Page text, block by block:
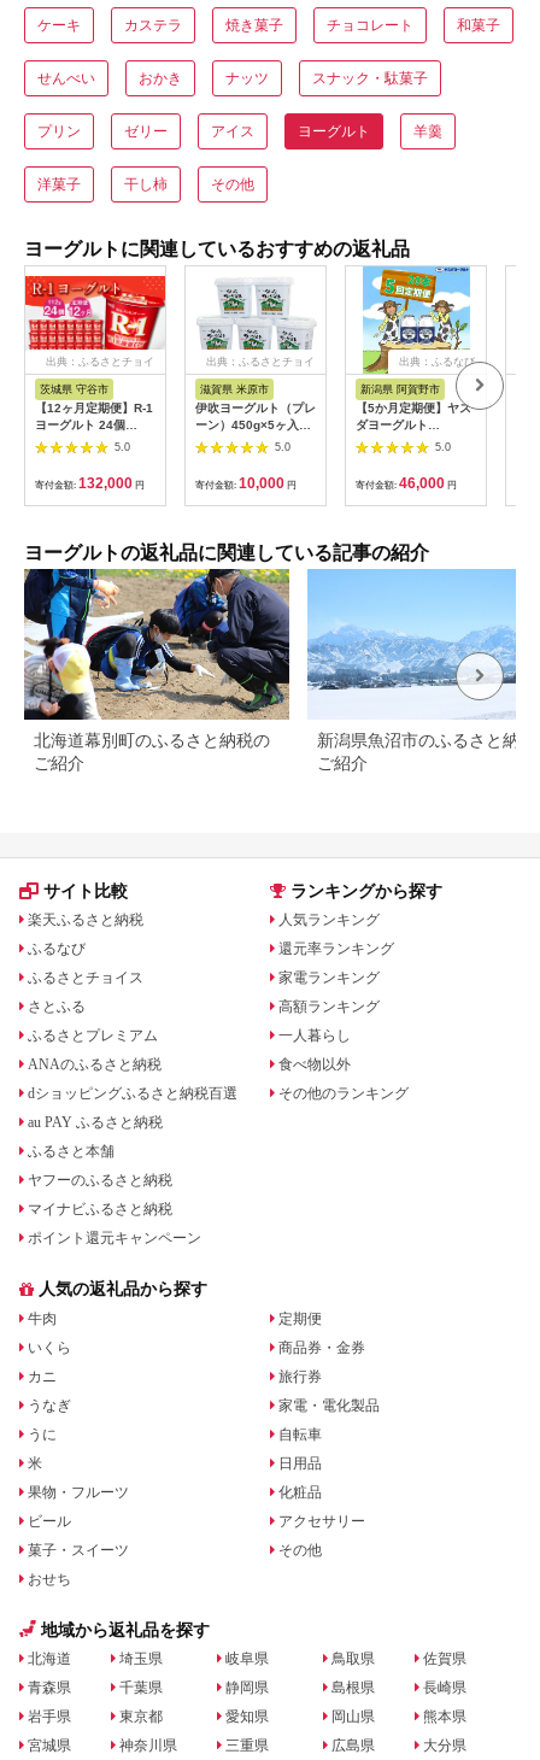
ケーキ カステラ 焼き菓子 チョコレート 和菓子
せんべい おかき ナッツ スナック・駄菓子
プリン ゼリー アイス ヨーグルト 羊羹
洋菓子 干し柿 その他
ヨーグルトに関連しているおすすめの返礼品
出典：ふるさとチョイ
茨城県 守谷市
【12ヶ月定期便】R-1
ヨーグルト 24個
112g×24個×12回 合
計288個 R-1 ヨーグル
ト プロビオヨーグル
ト 乳製品 乳酸菌 茨城
県 守谷市
5.0
寄付金額: 132,000 円
出典：ふるさとチョイ
滋賀県 米原市
伊吹ヨーグルト（プレ
ーン）450g×5ヶ入
[№5694-0509]5.0
寄付金額: 10,000 円
出典：ふるなび
新潟県 阿賀野市
【5か月定期便】ヤス
ダヨーグルト
150g×20本×5回 小ボ
トル こだわり生乳 新
鮮 濃厚 飲むヨーグル
ト のむよーぐると ヨ
ーグルト 1B08046
5.0
寄付金額: 46,000 円
ヨーグルトの返礼品に関連している記事の紹介
北海道幕別町のふるさと納税の
ご紹介
新潟県魚沼市のふるさと納税
ご紹介
サイト比較
楽天ふるさと納税
ふるなび
ふるさとチョイス
さとふる
ふるさとプレミアム
ANAのふるさと納税
dショッピングふるさと納税百選
au PAY ふるさと納税
ふるさと本舗
ヤフーのふるさと納税
マイナビふるさと納税
ポイント還元キャンペーン
ランキングから探す
人気ランキング
還元率ランキング
家電ランキング
高額ランキング
一人暮らし
食べ物以外
その他のランキング
人気の返礼品から探す
牛肉
いくら
カニ
うなぎ
うに
米
果物・フルーツ
ビール
菓子・スイーツ
おせち
定期便
商品券・金券
旅行券
家電・電化製品
自転車
日用品
化粧品
アクセサリー
その他
地域から返礼品を探す
北海道
青森県
岩手県
宮城県
埼玉県
千葉県
東京都
神奈川県
岐阜県
静岡県
愛知県
三重県
鳥取県
島根県
岡山県
広島県
佐賀県
長崎県
熊本県
大分県